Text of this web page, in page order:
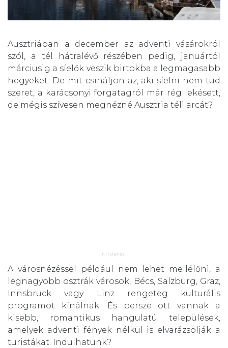
Ausztriában a december az adventi vásárokról
szól, a tél hátralévő részében pedig, januártól
márciusig a síelők veszik birtokba a legmagasabb
hegyeket. De mit csináljon az, aki síelni nem tud
szeret, a karácsonyi forgatagról már rég lekésett,
de mégis szívesen megnézné Ausztria téli arcát?
A városnézéssel például nem lehet mellélőni, a
legnagyobb osztrák városok, Bécs, Salzburg, Graz,
Innsbruck vagy Linz rengeteg kulturális
programot kínálnak. És persze ott vannak a
kisebb, romantikus hangulatú települések,
amelyek adventi fények nélkül is elvarázsolják a
turistákat. Indulhatunk?